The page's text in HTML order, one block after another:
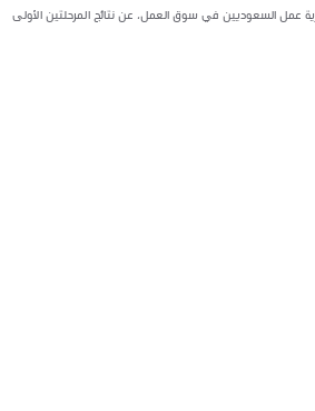
عمل السعوديين في سوق العمل، عن نتائج المرحلتين الأولى